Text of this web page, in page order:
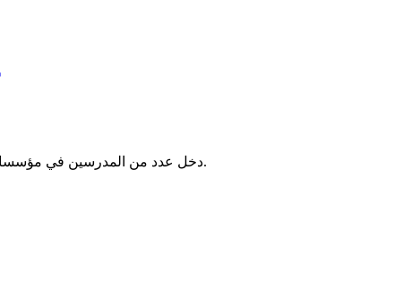
دخل عدد من المدرسين في مؤسسات التعليم الثانوي والأساسي، أمس الاثنين، إضرابا شاملا عن التدريس في عموم البلاد احتجاجا على رفض وزارة التهذيب التجاوب مع مطالبهم.